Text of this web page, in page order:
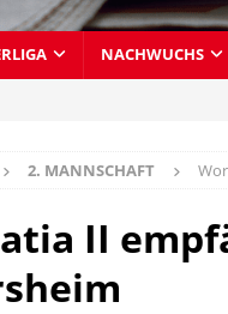
NACHWUCHS
2. MANNSCHAFT
II